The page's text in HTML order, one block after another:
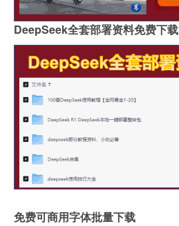
DeepSeek全套部署资料免费下载
免费可商用字体批量下载